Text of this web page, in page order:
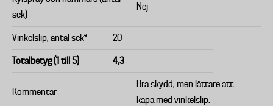
sek)
Nej
Vinkelslip, antal sek* 20
Totalbetyg (1 till 5) 4,3
Kommentar
Bra skydd, men lättare att
kapa med vinkelslip.